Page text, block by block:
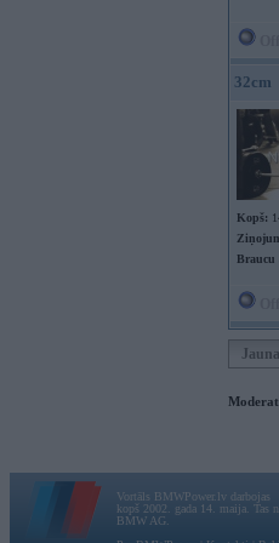
32cm
Kopš:
Braucu
Vortāls BMWPower.lv darbojas
kopš 2002. gada 14. maija. Tas
BMW AG.